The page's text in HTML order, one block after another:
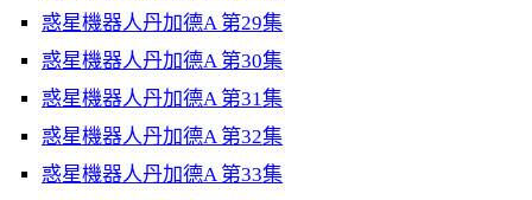
惑星機器人丹加德A 第29集
惑星機器人丹加德A 第30集
惑星機器人丹加德A 第31集
惑星機器人丹加德A 第32集
惑星機器人丹加德A 第33集